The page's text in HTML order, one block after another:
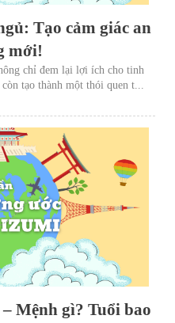
Tạo cảm giác an
mới!
chỉ đem lại lợi ích cho tinh
tạo thành một thói quen t...
Mệnh gì? Tuổi bao